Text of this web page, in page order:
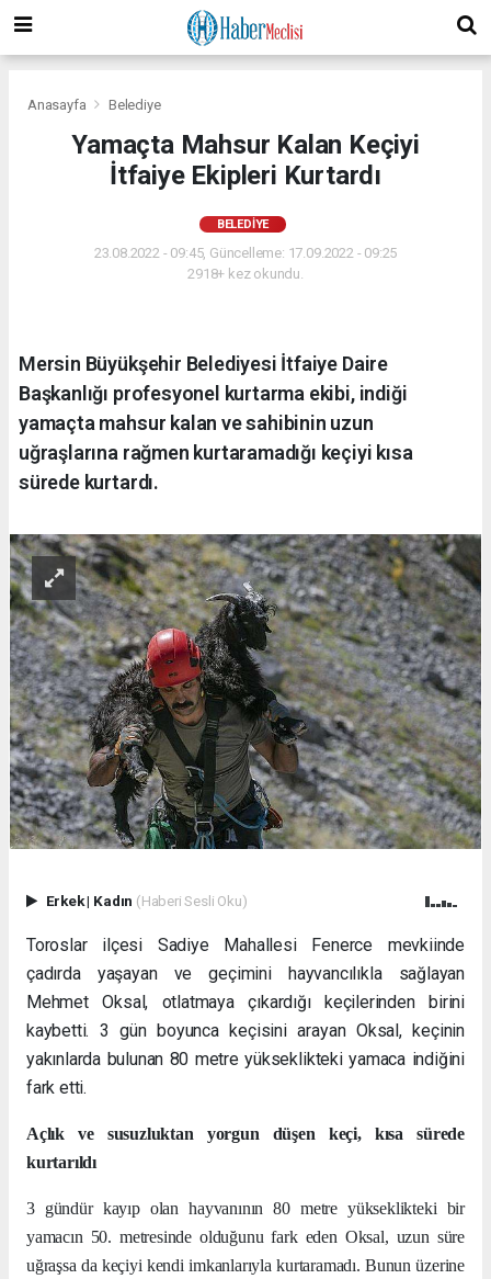
Anasayfa Belediye
Yamaçta Mahsur Kalan Keçiyi
İtfaiye Ekipleri Kurtardı
BELEDIYE
23.08.2022 - 09:45, Güncelleme: 17.09.2022 - 09:25
2918+ kez okundu.
Mersin Büyükşehir Belediyesi İtfaiye Daire
Başkanlığı profesyonel kurtarma ekibi, indiği
yamaçta mahsur kalan ve sahibinin uzun
uğraşlarına rağmen kurtaramadığı keçiyi kısa
sürede kurtardı.
Erkek| Kadın (Haberi Sesli Oku)
Toroslar ilçesi Sadiye Mahallesi Fenerce mevkiinde
çadırda yaşayan ve geçimini hayvancılıkla sağlayan
Mehmet Oksal, otlatmaya çıkardığı keçilerinden birini
kaybetti. 3 gün boyunca keçisini arayan Oksal, keçinin
yakınlarda bulunan 80 metre yükseklikteki yamaca indiğini
fark etti.
Açlık ve susuzluktan yorgun düşen keçi, kısa sürede
kurtarıldı
3 gündür kayıp olan hayvanının 80 metre yükseklikteki bir
yamacın 50. metresinde olduğunu fark eden Oksal, uzun süre
uğraşsa da keçiyi kendi imkanlarıyla kurtaramadı. Bunun üzerine